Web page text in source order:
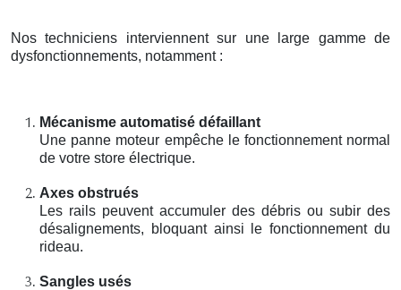
Nos techniciens interviennent sur une large gamme de
dysfonctionnements, notamment :
Mécanisme automatisé défaillant
Une panne moteur empêche le fonctionnement normal
de votre store électrique.
Axes obstrués
Les rails peuvent accumuler des débris ou subir des
désalignements, bloquant ainsi le fonctionnement du
rideau.
Sangles usés